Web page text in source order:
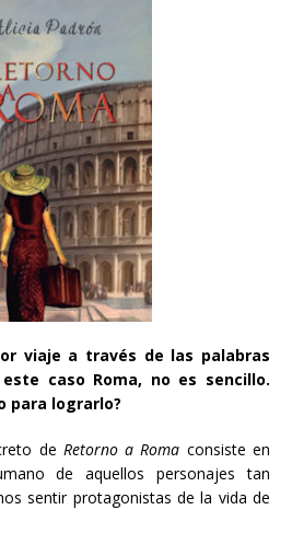
viaje a través de las palabras
caso Roma, no es sencillo.
para lograrlo?
de Retorno a Roma consiste en
de aquellos personajes tan
sentir protagonistas de la vida de